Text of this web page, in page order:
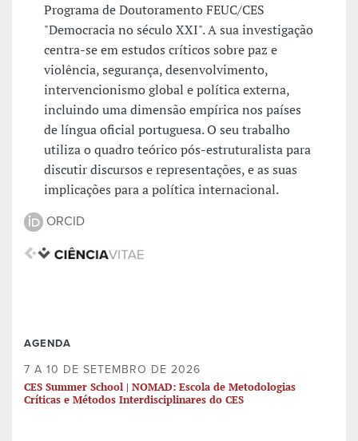
Programa de Doutoramento FEUC/CES
"Democracia no século XXI". A sua investigação
centra-se em estudos críticos sobre paz e
violência, segurança, desenvolvimento,
intervencionismo global e política externa,
incluindo uma dimensão empírica nos países
de língua oficial portuguesa. O seu trabalho
utiliza o quadro teórico pós-estruturalista para
discutir discursos e representações, e as suas
implicações para a política internacional.
ORCID
AGENDA
7 A 10 DE SETEMBRO DE 2026
CES Summer School | NOMAD: Escola de Metodologias
Críticas e Métodos Interdisciplinares do CES